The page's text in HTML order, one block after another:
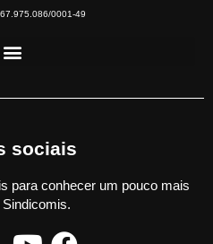
0001-49
sociais
para conhecer um pouco mais